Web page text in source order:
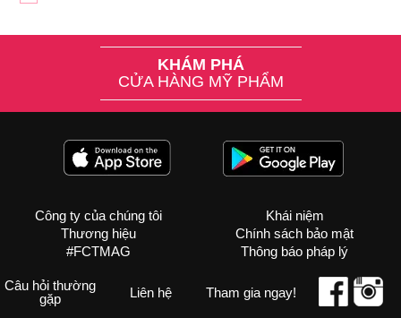
KHÁM PHÁ
CỬA HÀNG MỸ PHẨM
Công ty của chúng tôi
Thương hiệu
#FCTMAG
Khái niệm
Chính sách bảo mật
Thông báo pháp lý
Câu hỏi thường
gặp
Liên hệ Tham gia ngay!